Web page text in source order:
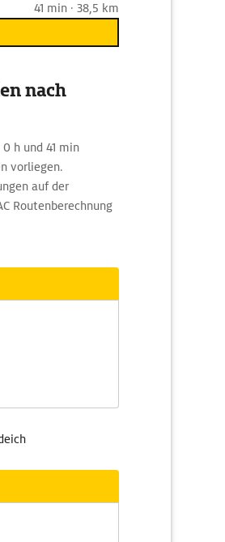
41 min · 38,5 km
nach
h und 41 min
vorliegen.
auf der
Routenberechnung